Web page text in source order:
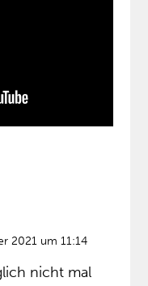
2021 um 11:14
nicht mal